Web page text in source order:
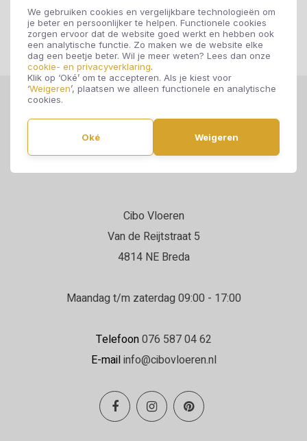
We gebruiken cookies en vergelijkbare technologieën om
je beter en persoonlijker te helpen. Functionele cookies
zorgen ervoor dat de website goed werkt en hebben ook
een analytische functie. Zo maken we de website elke
dag een beetje beter. Wil je meer weten? Lees dan onze
cookie- en privacyverklaring.
Klik op ‘Oké’ om te accepteren. Als je kiest voor
‘Weigeren’, plaatsen we alleen functionele en analytische
cookies.
Oké Weigeren
Cibo Vloeren
Van de Reijtstraat 5
4814 NE Breda
Maandag t/m zaterdag 09:00 - 17:00
Telefoon076 587 04 62
E-mailinfo@cibovloeren.nl